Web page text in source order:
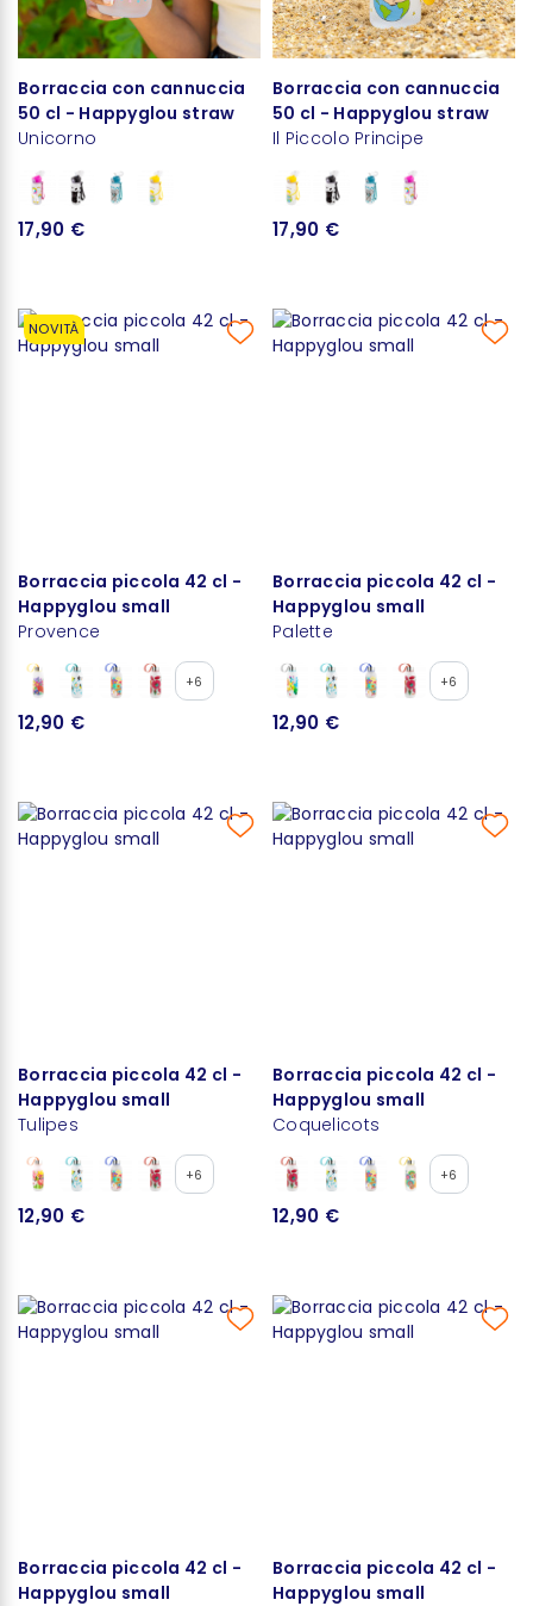
Borraccia con cannuccia
50 cl - Happyglou straw
Unicorno
17,90 €
Borraccia con cannuccia
50 cl - Happyglou straw
Il Piccolo Principe
17,90 €
NOVITÀ
Borraccia piccola 42 cl -
Happyglou small
Provence
+6
12,90 €
Borraccia piccola 42 cl -
Happyglou small
Palette
+6
12,90 €
Borraccia piccola 42 cl -
Happyglou small
Tulipes
+6
12,90 €
Borraccia piccola 42 cl -
Happyglou small
Coquelicots
+6
12,90 €
Borraccia piccola 42 cl -
Happyglou small
Borraccia piccola 42 cl -
Happyglou small